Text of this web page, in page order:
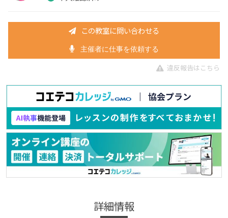
この教室に問い合わせる
主催者に仕事を依頼する
違反報告はこちら
詳細情報